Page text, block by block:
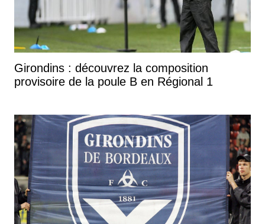
Girondins : découvrez la composition
provisoire de la poule B en Régional 1